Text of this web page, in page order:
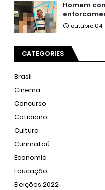
Homem
outubro 04,
CATEGORIES
Brasil
Cinema
Concurso
Cotidiano
Cultura
Curimataú
Economia
Educação
Eleições 2022